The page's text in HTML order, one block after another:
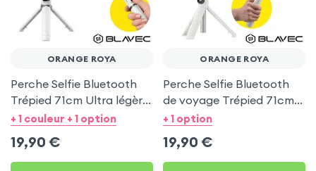
ORANGE ROYA
Perche Selfie Bluetooth
Trépied 71cm Ultra légère
Blanc pour Orange Roya
+ 1 couleur + 1 option
19,90 €
ORANGE ROYA
Perche Selfie Bluetooth
de voyage Trépied 71cm -
Blanc pour Orange Roya
+ 1 option
19,90 €